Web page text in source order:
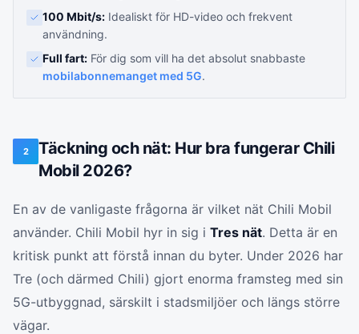
100 Mbit/s: Idealiskt för HD-video och frekvent
användning.
Full fart: För dig som vill ha det absolut snabbaste
mobilabonnemanget med 5G.
2
Täckning och nät: Hur bra fungerar Chili
Mobil 2026?
En av de vanligaste frågorna är vilket nät Chili Mobil
använder. Chili Mobil hyr in sig i Tres nät. Detta är en
kritisk punkt att förstå innan du byter. Under 2026 har
Tre (och därmed Chili) gjort enorma framsteg med sin
5G-utbyggnad, särskilt i stadsmiljöer och längs större
vägar.